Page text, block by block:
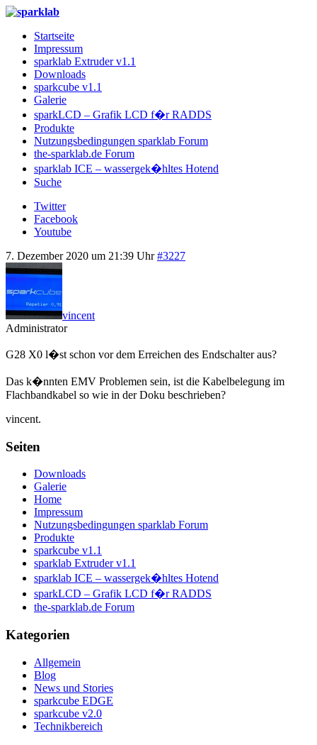
Startseite
Impressum
sparklab Extruder v1.1
Downloads
sparkcube v1.1
Galerie
sparkLCD – Grafik LCD f�r RADDS
Produkte
Nutzungsbedingungen sparklab Forum
the-sparklab.de Forum
sparklab ICE – wassergek�hltes Hotend
Suche
Twitter
Facebook
Youtube
7. Dezember 2020 um 21:39 Uhr #3227
vincent
Administrator
G28 X0 l�st schon vor dem Erreichen des Endschalter aus?
Das k�nnten EMV Problemen sein, ist die Kabelbelegung im
Flachbandkabel so wie in der Doku beschrieben?
vincent.
Seiten
Downloads
Galerie
Home
Impressum
Nutzungsbedingungen sparklab Forum
Produkte
sparkcube v1.1
sparklab Extruder v1.1
sparklab ICE – wassergek�hltes Hotend
sparkLCD – Grafik LCD f�r RADDS
the-sparklab.de Forum
Kategorien
Allgemein
Blog
News und Stories
sparkcube EDGE
sparkcube v2.0
Technikbereich